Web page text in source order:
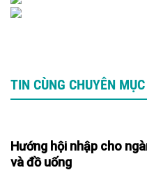
TIN CÙNG CHUYÊN MỤC
Hướng hội nhập cho
và đồ uống